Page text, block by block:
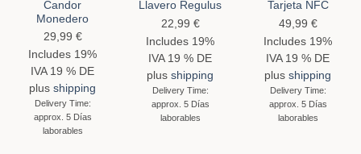
Candor
Monedero
29,99 €
Includes 19%
IVA 19 % DE
plusshipping
Delivery Time:
approx. 5 Días
laborables
Llavero Regulus
22,99 €
Includes 19%
IVA 19 % DE
plusshipping
Delivery Time:
approx. 5 Días
laborables
Tarjeta NFC
49,99 €
Includes 19%
IVA 19 % DE
plusshipping
Delivery Time:
approx. 5 Días
laborables